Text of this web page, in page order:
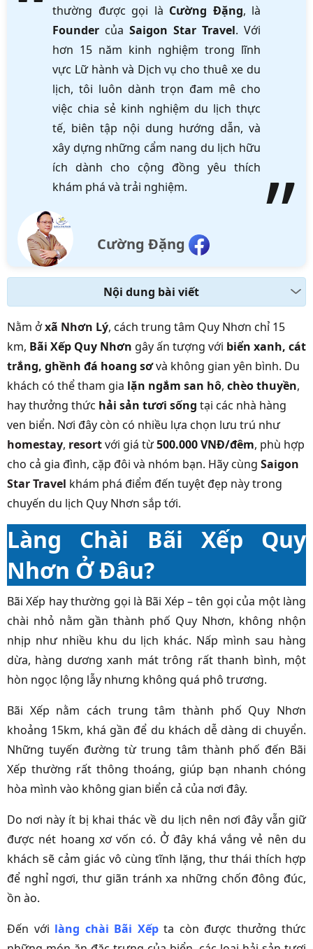
thường được gọi là Cường Đặng, là
Founder của Saigon Star Travel. Với
hơn 15 năm kinh nghiệm trong lĩnh
vực Lữ hành và Dịch vụ cho thuê xe du
lịch, tôi luôn dành trọn đam mê cho
việc chia sẻ kinh nghiệm du lịch thực
tế, biên tập nội dung hướng dẫn, và
xây dựng những cẩm nang du lịch hữu
ích dành cho cộng đồng yêu thích
khám phá và trải nghiệm.
Cường Đặng
Nội dung bài viết
Nằm ởxã Nhơn Lý, cách trung tâm Quy Nhơn chỉ 15
km, Bãi Xếp Quy Nhơn gây ấn tượng với biển xanh, cát
trắng, ghềnh đá hoang sơvà không gian yên bình. Du
khách có thể tham gia lặn ngắm san hô, chèo thuyền,
hay thưởng thức hải sản tươi sống tại các nhà hàng
ven biển. Nơi đây còn có nhiều lựa chọn lưu trú như
homestay, resortvới giá từ500.000 VNĐ/đêm, phù hợp
cho cả gia đình, cặp đôi và nhóm bạn. Hãy cùng Saigon
Star Travel khám phá điểm đến tuyệt đẹp này trong
chuyến du lịch Quy Nhơn sắp tới.
Làng Chài Bãi Xếp Quy
Nhơn Ở Đâu?
Bãi Xếp hay thường gọi là Bãi Xép –tên gọi của một làng
chài nhỏ nằm gần thành phố Quy Nhơn, không nhộn
nhịp như nhiều khu du lịch khác. Nấp mình sau hàng
dừa, hàng dương xanh mát trông rất thanh bình, một
hòn ngọc lộng lẫy nhưng không quá phô trương.
Bãi Xếp nằm cách trung tâm thành phố Quy Nhơn
khoảng 15km, khá gần để du khách dễ dàng di chuyển.
Những tuyến đường từ trung tâm thành phố đến Bãi
Xếp thường rất thông thoáng, giúp bạn nhanh chóng
hòa mình vào không gian biển cả của nơi đây.
Do nơi này ít bị khai thác về du lịch nên nơi đây vẫn giữ
được nét hoang xơ vốn có. Ở đây khá vắng vẻ nên du
khách sẽ cảm giác vô cùng tĩnh lặng, thư thái thích hợp
để nghỉ ngơi, thư giãn tránh xa những chốn đông đúc,
ồn ào.
Đến với làng chài Bãi Xếpta còn được thưởng thức